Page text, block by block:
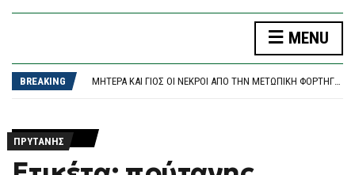
P
N
MENU
BREAKING
ΑΥΛΩΝΊΤΗΣ: ΈΧΩ ΔΕΧΘΕΊ ΠΡΟΤΆΣΕΙΣ ΑΠΌΛΑ ΤΑ ΚΌΜΜΑΤΑ ΤΗΣ ΚΕΝΤΡΟΑΡΙΣΤΕΡΆΣ
ΜΗΤΈΡΑ ΚΑΙ ΓΙΟΣ ΟΙ ΝΕΚΡΟΊ ΑΠΌ ΤΗΝ ΜΕΤΩΠΙΚΉ ΦΟΡΤΗΓΟΎ ΜΕ ΙΧ ΣΤΙΣ ΣΈΡΡΕΣ
ΠΡΎΤΑΝΗΣ